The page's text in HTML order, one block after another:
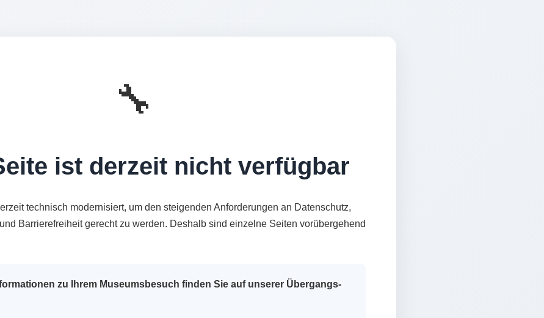
🔧
ist derzeit nicht verfügbar
technisch modernisiert, um den steigenden Anforderungen an Datenschutz,
Barrierefreiheit gerecht zu werden. Deshalb sind einzelne Seiten vorübergehend
zu Ihrem Museumsbesuch finden Sie auf unserer Übergangs-